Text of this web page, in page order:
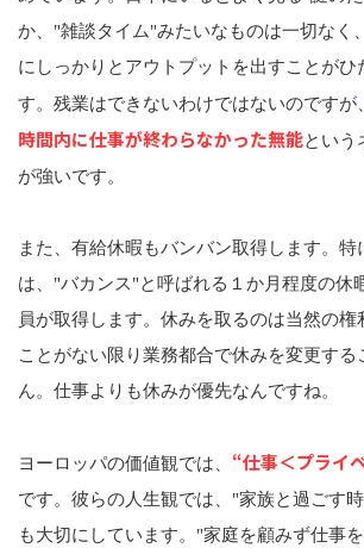
か、"雑談タイム"みたいなものは一切なく
にしっかりとアウトプットを出すことがひ
す。残業はできないわけではないのですが、
時間内に仕事が終わらなかった無能という
が強いです。
また、有給休暇もバンバン取得します。特
は、"バカンス"と呼ばれる１か月程度の休
員が取得します。休みを取るのは当然の権
ことがない限り業務都合で休みを変更する
ん。仕事よりも休みが優先なんですね。
ヨーロッパの価値観では、 “仕事＜プライ
です。彼らの人生観では、"家族と過ごす
も大切にしています。"家庭を顧みず仕事